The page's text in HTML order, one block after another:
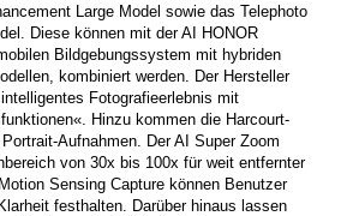
Large Model sowie das Telephoto
Diese können mit der AI HONOR
Bildgebungssystem mit hybriden
kombiniert werden. Der Hersteller
Fotografieerlebnis mit
Hinzu kommen die Harcourt-
Aufnahmen. Der AI Super Zoom
von 30x bis 100x für weit entfernter
Sensing Capture können Benutzer
festhalten. Darüber hinaus lassen